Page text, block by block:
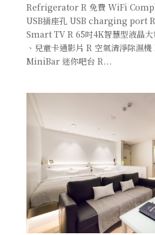
Refrigerator R 免費 WiFi
USB插座孔 USB charging port R
Smart TV R 65吋4K智慧型液晶
、兒童卡通影片 R 空氣清淨除濕
MiniBar 迷你吧台 R...